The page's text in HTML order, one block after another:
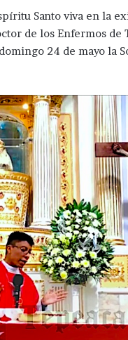
Santo viva en la
de los Enfermos de
24 de mayo la